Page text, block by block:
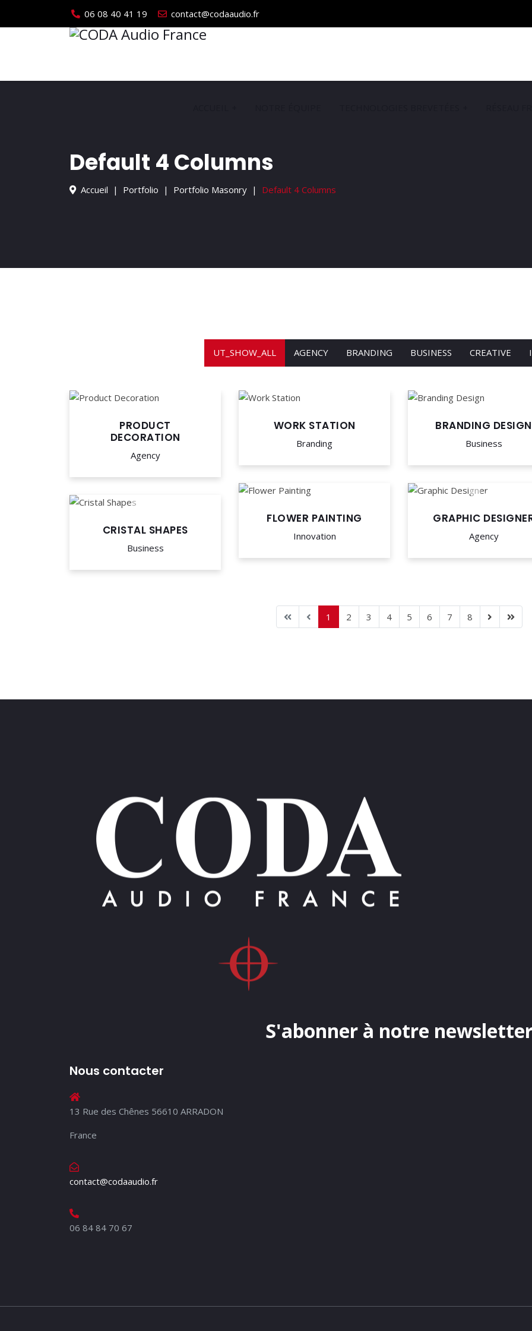
06 08 40 41 19 contact@codaaudio.fr
Default 4 Columns
Accueil Portfolio Portfolio Masonry Default 4 Columns
UT_SHOW_ALL AGENCY BRANDING BUSINESS CREATIVE
PRODUCT
DECORATION
Agency
WORK STATION
Branding
BRANDING DESIGN
Business
FLOWER PAINTING
Innovation
GRAPHIC
Agency
CRISTAL SHAPES
Business
1 2 3 4 5 6 7 8
S'abonner à notre
Nous contacter
13 Rue des Chênes 56610 ARRADON
France
contact@codaaudio.fr
06 84 84 70 67